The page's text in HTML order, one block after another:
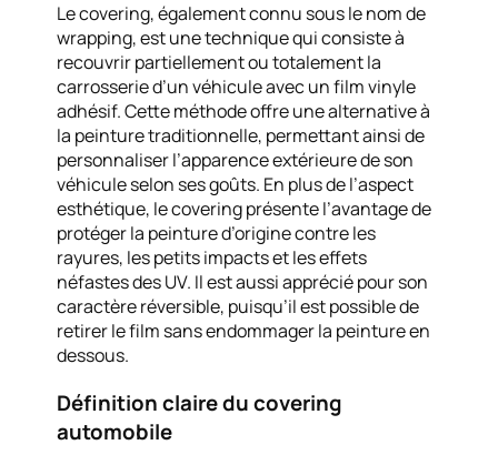
Le covering, également connu sous le nom de
wrapping, est une technique qui consiste à
recouvrir partiellement ou totalement la
carrosserie d’un véhicule avec un film vinyle
adhésif. Cette méthode offre une alternative à
la peinture traditionnelle, permettant ainsi de
personnaliser l’apparence extérieure de son
véhicule selon ses goûts. En plus de l’aspect
esthétique, le covering présente l’avantage de
protéger la peinture d’origine contre les
rayures, les petits impacts et les effets
néfastes des UV. Il est aussi apprécié pour son
caractère réversible, puisqu’il est possible de
retirer le film sans endommager la peinture en
dessous.
Définition claire du covering
automobile